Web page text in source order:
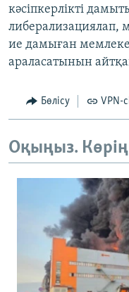
кәсіпкерлікті
ие дамыған
араласатынын
Бөлісу VPN-
Оқыңыз.